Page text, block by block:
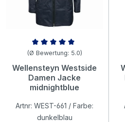
Durchschnittliche Bewertung von 5
(Ø Bewertung: 5.0)
Wellensteyn Westside
Damen Jacke
midnightblue
Artnr: WEST-661 / Farbe:
dunkelblau